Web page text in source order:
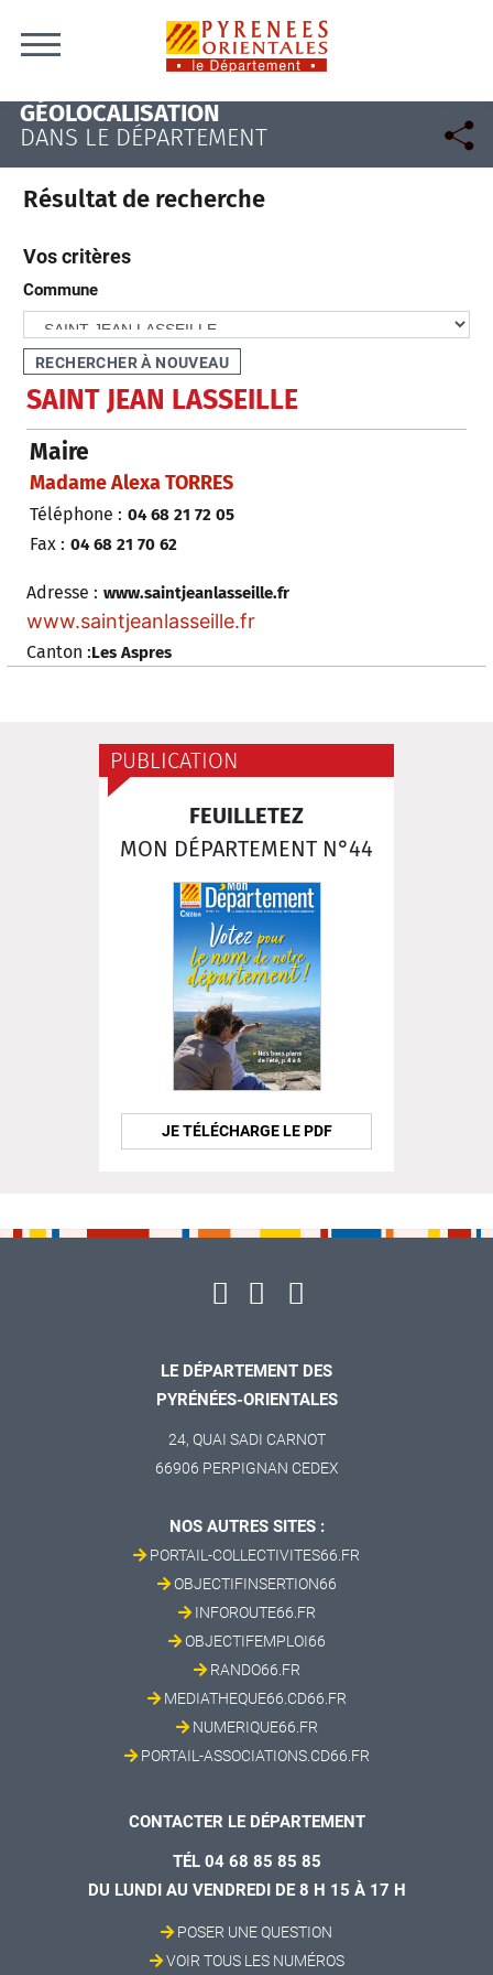
GÉOLOCALISATION
DANS LE DÉPARTEMENT
Résultat de recherche
Vos critères
Commune
SAINT JEAN LASSEILLE
Maire
Madame Alexa TORRES
Téléphone : 04 68 21 72 05
Fax : 04 68 21 70 62
Adresse : www.saintjeanlasseille.fr
www.saintjeanlasseille.fr
Canton :Les Aspres
PUBLICATION
FEUILLETEZ
MON DÉPARTEMENT N°44
JE TÉLÉCHARGE LE PDF
LE DÉPARTEMENT DES
PYRÉNÉES-ORIENTALES
24, QUAI SADI CARNOT
66906 PERPIGNAN CEDEX
NOS AUTRES SITES :
PORTAIL-COLLECTIVITES66.FR
OBJECTIFINSERTION66
INFOROUTE66.FR
OBJECTIFEMPLOI66
RANDO66.FR
MEDIATHEQUE66.CD66.FR
NUMERIQUE66.FR
PORTAIL-ASSOCIATIONS.CD66.FR
CONTACTER LE DÉPARTEMENT
TÉL 04 68 85 85 85
DU LUNDI AU VENDREDI DE 8 H 15 À 17 H
POSER UNE QUESTION
VOIR TOUS LES NUMÉROS